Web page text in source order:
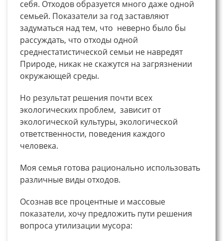
себя. Отходов образуется много даже одной
семьей. Показатели за год заставляют
задуматься над тем, что неверно было бы
рассуждать, что отходы одной
среднестатистической семьи не навредят
Природе, никак не скажутся на загрязнении
окружающей среды.
Но результат решения почти всех
экологических проблем, зависит от
экологической культуры, экологической
ответственности, поведения каждого
человека.
Моя семья готова рационально использовать
различные виды отходов.
Осознав все процентные и массовые
показатели, хочу предложить пути решения
вопроса утилизации мусора: